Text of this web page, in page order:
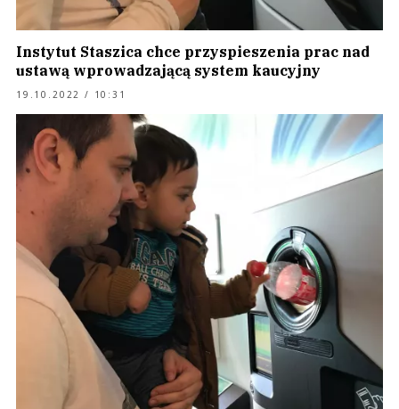
Instytut Staszica chce przyspieszenia prac nad
ustawą wprowadzającą system kaucyjny
19.10.2022 / 10:31